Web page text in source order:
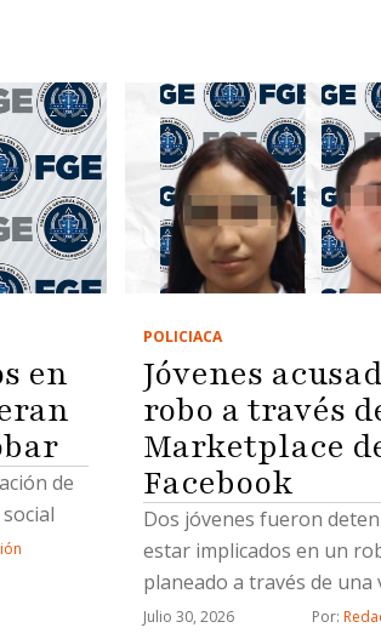
en
de
POLICIACA
Jóvenes
robo a través
Marketplace
Facebook
Dos jóvenes fueron
estar implicados en un
planeado a través de una
Marketplace de
Julio 30, 2026 Por: